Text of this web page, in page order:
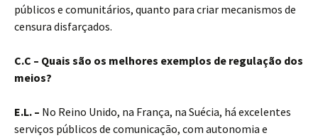
públicos e comunitários, quanto para criar mecanismos de
censura disfarçados.
C.C – Quais são os melhores exemplos de regulação dos
meios?
E.L. – No Reino Unido, na França, na Suécia, há excelentes
serviços públicos de comunicação, com autonomia e